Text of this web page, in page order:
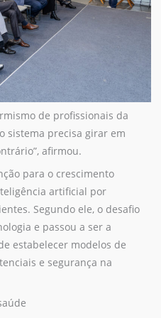
de profissionais da
sistema precisa girar em
afirmou.
para o crescimento
artificial por
Segundo ele, o desafio
e passou a ser a
estabelecer modelos de
e segurança na